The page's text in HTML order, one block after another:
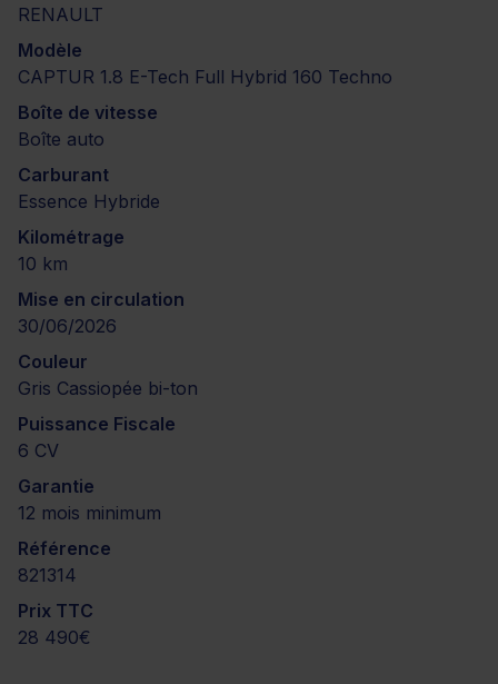
RENAULT
Modèle
CAPTUR 1.8 E-Tech Full Hybrid 160 Techno
Boîte de vitesse
Boîte auto
Carburant
Essence Hybride
Kilométrage
10 km
Mise en circulation
30/06/2026
Couleur
Gris Cassiopée bi-ton
Puissance Fiscale
6 CV
Garantie
12 mois minimum
Référence
821314
Prix TTC
28 490€